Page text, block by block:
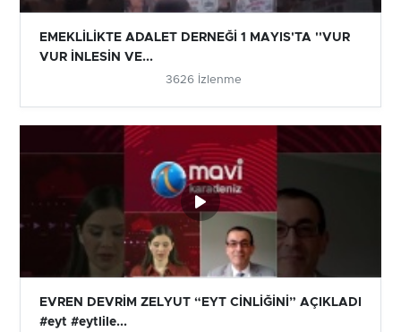
EMEKLİLİKTE ADALET DERNEĞİ 1 MAYIS'TA ''VUR
VUR İNLESİN VE...
3626 İzlenme
EVREN DEVRİM ZELYUT “EYT CİNLİĞİNİ” AÇIKLADI
#eyt #eytlile...